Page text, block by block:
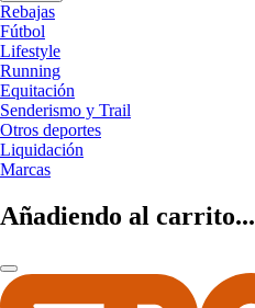
Rebajas
Fútbol
Lifestyle
Running
Equitación
Senderismo y Trail
Otros deportes
Liquidación
Marcas
Añadiendo al carrito...